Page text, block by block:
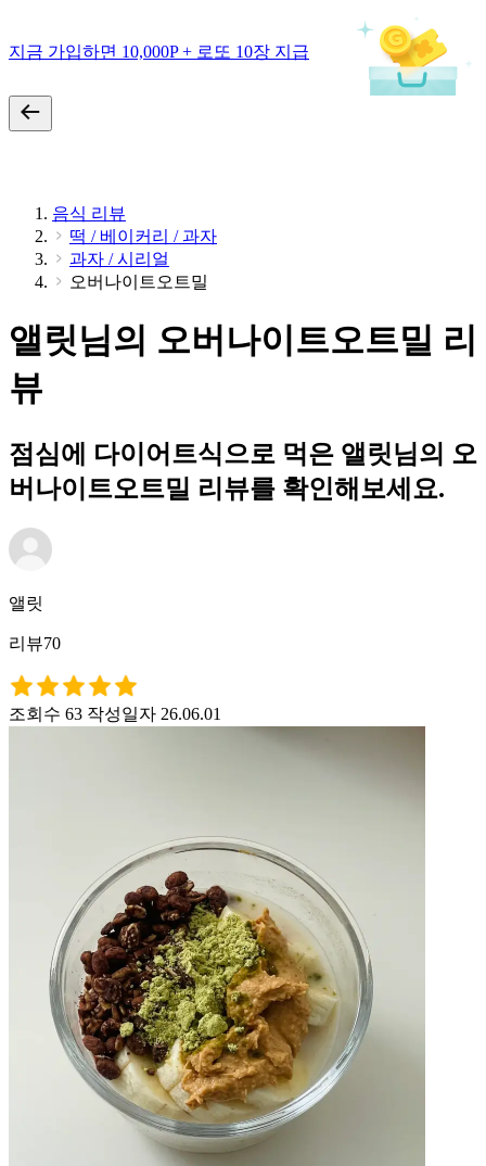
지금 가입하면 10,000P + 로또 10장 지급
음식 리뷰
떡 / 베이커리 / 과자
과자 / 시리얼
오버나이트오트밀
앨릿님의 오버나이트오트밀 리
뷰
점심에 다이어트식으로 먹은 앨릿님의 오
버나이트오트밀 리뷰를 확인해보세요.
앨릿
리뷰70
조회수 63 작성일자 26.06.01